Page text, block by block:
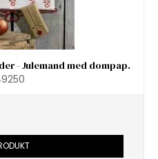
- Julemand med dompap.